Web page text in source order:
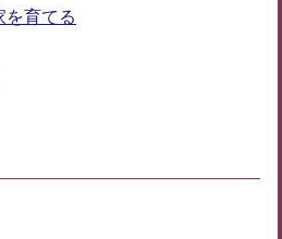
を育てる